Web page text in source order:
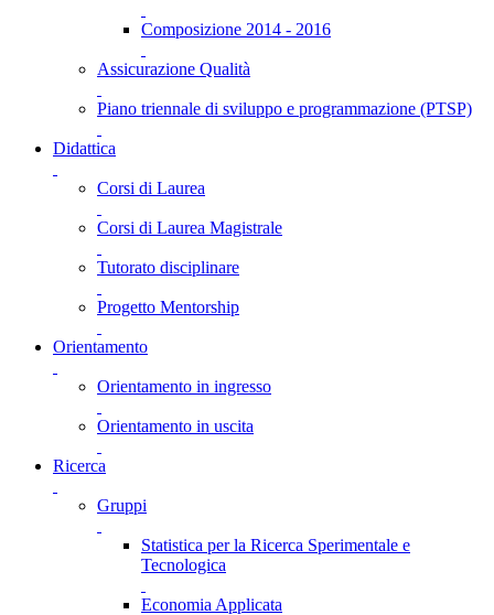
Composizione 2014 - 2016
Assicurazione Qualità
Piano triennale di sviluppo e programmazione (PTSP)
Didattica
Corsi di Laurea
Corsi di Laurea Magistrale
Tutorato disciplinare
Progetto Mentorship
Orientamento
Orientamento in ingresso
Orientamento in uscita
Ricerca
Gruppi
Statistica per la Ricerca Sperimentale e
Tecnologica
Economia Applicata